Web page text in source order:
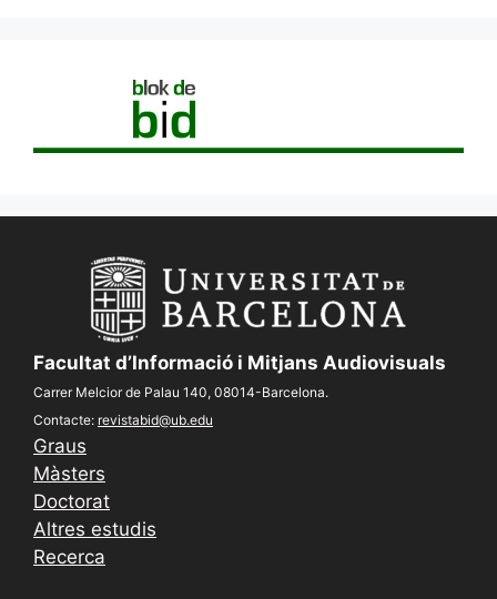
Facultat d’Informació i Mitjans Audiovisuals
Carrer Melcior de Palau 140, 08014-Barcelona.
Contacte: revistabid@ub.edu
Graus
Màsters
Doctorat
Altres estudis
Recerca